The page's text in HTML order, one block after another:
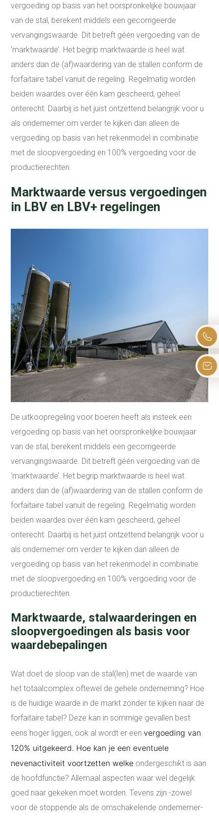
vergoeding op basis van het oorspronkelijke bouwjaar
van de stal, berekent middels een gecorrigeerde
vervangingswaarde. Dit betreft géén vergoeding van de
‘marktwaarde’. Het begrip marktwaarde is heel wat
anders dan de (af)waardering van de stallen conform de
forfaitaire tabel vanuit de regeling. Regelmatig worden
beiden waardes over één kam gescheerd, geheel
onterecht. Daarbij is het juist ontzettend belangrijk voor u
als ondernemer om verder te kijken dan alleen de
vergoeding op basis van het rekenmodel in combinatie
met de sloopvergoeding en 100% vergoeding voor de
productierechten.
Marktwaarde versus vergoedingen
in LBV en LBV+ regelingen
De uitkoopregeling voor boeren heeft als insteek een
vergoeding op basis van het oorspronkelijke bouwjaar
van de stal, berekent middels een gecorrigeerde
vervangingswaarde. Dit betreft géén vergoeding van de
‘marktwaarde’. Het begrip marktwaarde is heel wat
anders dan de (af)waardering van de stallen conform de
forfaitaire tabel vanuit de regeling. Regelmatig worden
beiden waardes over één kam gescheerd, geheel
onterecht. Daarbij is het juist ontzettend belangrijk voor u
als ondernemer om verder te kijken dan alleen de
vergoeding op basis van het rekenmodel in combinatie
met de sloopvergoeding en 100% vergoeding voor de
productierechten.
Marktwaarde, stalwaarderingen en
sloopvergoedingen als basis voor
waardebepalingen
Wat doet de sloop van de stal(len) met de waarde van
het totaalcomplex oftewel de gehele onderneming? Hoe
is de huidige waarde in de markt zonder te kijken naar de
forfaitaire tabel? Deze kan in sommige gevallen best
eens hoger liggen, ook al wordt er eenvergoeding van
120% uitgekeerd. Hoe kan je een eventuele
nevenactiviteit voortzetten welke ondergeschikt is aan
de hoofdfunctie? Allemaal aspecten waar wel degelijk
goed naar gekeken moet worden. Tevens zijn -zowel
voor de stoppende als de omschakelende ondernemer-